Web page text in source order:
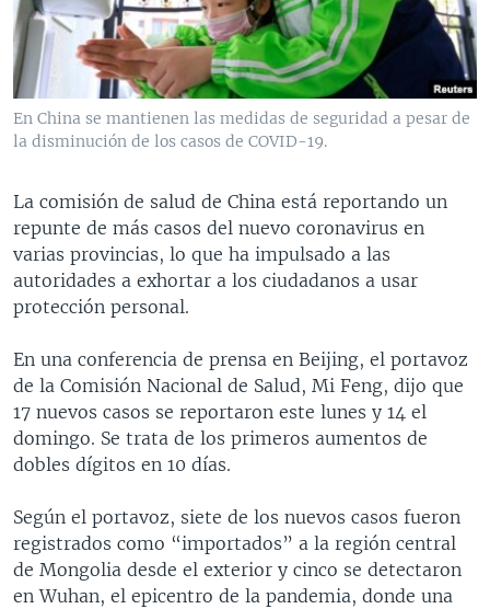
VENEZUELA
BRASIL
NICARAGUA
ECONOMÍA
ENTRETENIMIENTO Y CULTURA
TECNOLOGÍA
DEPORTES
MULTIMEDIA
VIDEOS
FOTOGRAFÍA
AUDIOS
PROGRAMAS TV
EL MUNDO AL DÍA
FORO INTERAMERICANO
PANORAMA
RADIO
AVANCE INFORMATIVO
BUENOS DÍAS AMÉRICA
ESTADOS UNIDOS AL DÍA
EL MUNDO AL DÍA [RADIO]
DEPORTIVO INTERNACIONAL
NOTA ECONÓMICA
ENTRETENIMIENTO
DIRECT
Learning English
Idiomas
En China se mantienen las medidas de seguridad a pesar de
la disminución de los casos de COVID-19.
La comisión de salud de China está reportando un
repunte de más casos del nuevo coronavirus en
varias provincias, lo que ha impulsado a las
autoridades a exhortar a los ciudadanos a usar
protección personal.
En una conferencia de prensa en Beijing, el portavoz
de la Comisión Nacional de Salud, Mi Feng, dijo que
17 nuevos casos se reportaron este lunes y 14 el
domingo. Se trata de los primeros aumentos de
dobles dígitos en 10 días.
Según el portavoz, siete de los nuevos casos fueron
registrados como “importados” a la región central
de Mongolia desde el exterior y cinco se detectaron
en Wuhan, el epicentro de la pandemia, donde una